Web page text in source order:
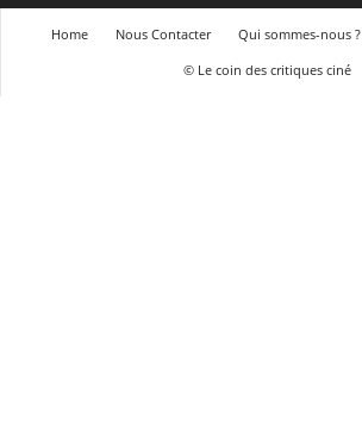
Home Nous Contacter Qui sommes-nous ?
© Le coin des critiques ciné